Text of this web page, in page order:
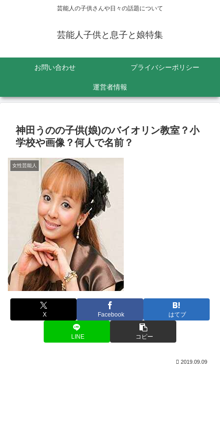
芸能人の子供さんや日々の話題について
芸能人子供と息子と娘特集
お問い合わせ プライバシーポリシー
運営者情報
神田うのの子供(娘)のバイオリン教室？小
学校や画像？何人で名前？
女性芸能人
X Facebook はてブ
LINE コピー
2019.09.09